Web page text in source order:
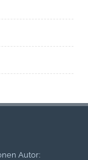
Autor: